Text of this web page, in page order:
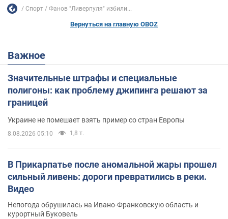
Спорт Фанов "Ливерпуля" избили...
Вернуться на главную OBOZ
Важное
Значительные штрафы и специальные
полигоны: как проблему джипинга решают за
границей
Украине не помешает взять пример со стран Европы
8.08.2026 05:10 1,8 т.
В Прикарпатье после аномальной жары прошел
сильный ливень: дороги превратились в реки.
Видео
Непогода обрушилась на Ивано-Франковскую область и
курортный Буковель